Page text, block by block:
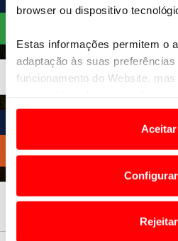
browser ou dispositivo
Estas informações permitem o
adaptação às suas
funcionamento do Website,
e anúncios de modo a
Em alguns casos, a utilização
termos e a todo o tempo as
o acesso a informações
Aceitar
Configurar
Rejeitar